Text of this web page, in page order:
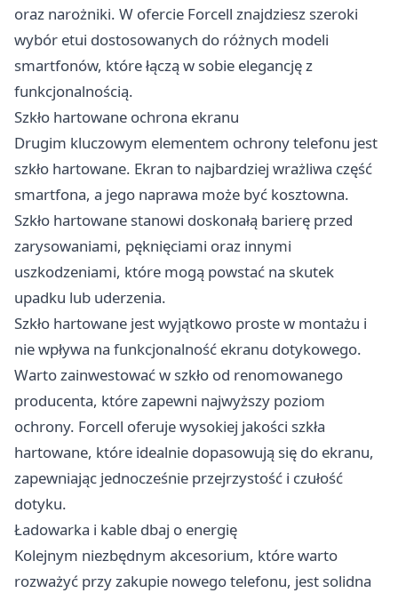
oraz narożniki. W ofercie Forcell znajdziesz szeroki
wybór etui dostosowanych do różnych modeli
smartfonów, które łączą w sobie elegancję z
funkcjonalnością.
Szkło hartowane ochrona ekranu
Drugim kluczowym elementem ochrony telefonu jest
szkło hartowane. Ekran to najbardziej wrażliwa część
smartfona, a jego naprawa może być kosztowna.
Szkło hartowane stanowi doskonałą barierę przed
zarysowaniami, pęknięciami oraz innymi
uszkodzeniami, które mogą powstać na skutek
upadku lub uderzenia.
Szkło hartowane jest wyjątkowo proste w montażu i
nie wpływa na funkcjonalność ekranu dotykowego.
Warto zainwestować w szkło od renomowanego
producenta, które zapewni najwyższy poziom
ochrony. Forcell oferuje wysokiej jakości szkła
hartowane, które idealnie dopasowują się do ekranu,
zapewniając jednocześnie przejrzystość i czułość
dotyku.
Ładowarka i kable dbaj o energię
Kolejnym niezbędnym akcesorium, które warto
rozważyć przy zakupie nowego telefonu, jest solidna